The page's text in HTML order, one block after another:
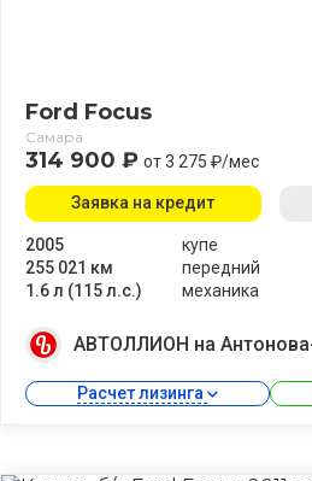
Ford Focus
Самара
314 900 ₽ от 3 275 ₽/мес
2005
255 021 км
1.6 л (115 л.с.)
купе
передний
механика
Заявка на кредит
АВТОЛЛИОН на
Расчет лизинга